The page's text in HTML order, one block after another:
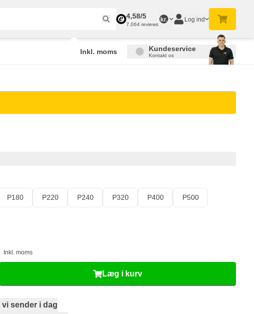
4,58/5
7.064 reviews
kr. Log ind
Inkl. moms Kundeservice
Kontakt os
P180 P220 P240 P320 P400 P500
Inkl. moms
Læg i kurv
vi sender i dag